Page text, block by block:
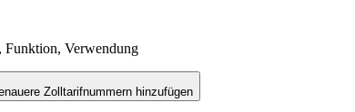
Funktion, Verwendung
Zolltarifnummern hinzufügen